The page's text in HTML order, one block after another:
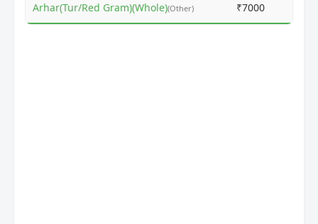
Arhar(Tur/Red Gram)(Whole)(Other) ₹7000